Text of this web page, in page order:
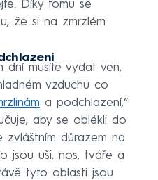
Díky tomu se
že si na zmrzlém
dní musíte vydat ven,
vzduchu co
a podchlazení,“
aby se oblékli do
zvláštním důrazem na
jsou uši, nos, tváře a
tyto oblasti jsou